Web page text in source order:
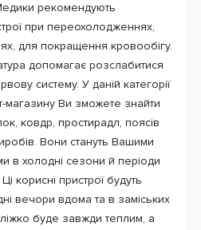
рекомендують
при переохолодженнях,
для покращення кровообігу.
допомагає розслабитися
систему. У даній категорії
магазину Ви зможете знайти
ковдр, простирадл, поясів
Вони стануть Вашими
в холодні сезони й періоди
корисні пристрої будуть
вечори вдома та в заміських
буде завжди теплим, а